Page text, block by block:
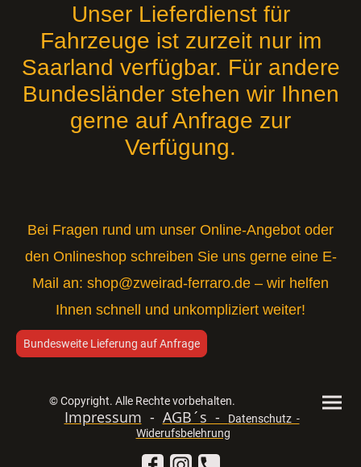
Unser Lieferdienst für
Fahrzeuge ist zurzeit nur im
Saarland verfügbar. Für andere
Bundesländer stehen wir Ihnen
gerne auf Anfrage zur
Verfügung.
Bei Fragen rund um unser Online-Angebot oder
den Onlineshop schreiben Sie uns gerne eine E-
Mail an: shop@zweirad-ferraro.de – wir helfen
Ihnen schnell und unkompliziert weiter!
Bundesweite Lieferung auf Anfrage
© Copyright. Alle Rechte vorbehalten.
Impressum - AGB´s -
Datenschutz -
Widerufsbelehrung